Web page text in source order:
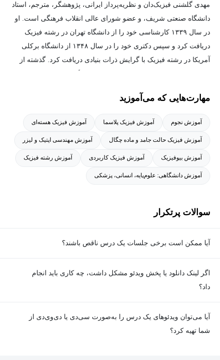
مهدی گلشنی فیزیک‌دان و نظریه‌پرداز ایرانی، پژوهشگر، مترجم، استاد
دانشگاه صنعتی شریف، و عضو شورای عالی انقلاب فرهنگی است. او
در سال ۱۳۳۹ کارشناسی خود را از دانشگاه تهران در رشته فیزیک
دریافت کرد و سپس دکتری خود را در سال ۱۳۴۸ از دانشگاه برکلی
آمریکا در رشته فیزیک با گرایش ذرات بنیادی دریافت کرد. گذشته از
و دین» صاحب‌نظر است.
مهارت‌هایی که می‌آموزید
آموزش نجوم آموزش فیزیک پلاسما آموزش فیزیک هسته‌ای
آموزش فیزیک حالت جامد و ماده چگال آموزش مهندسی اپتیک و لیزر
آموزش بیوفیزیک آموزش فیزیک کاربردی آموزش رشته فیزیک
آموزش دانشگاهی: علوم‌پایه، انسانی، پزشکی
سوالات پرتکرار
آیا ممکن است برخی جلسات یک درس ناقص باشند؟
اگر لینک دانلود یا پخش ویدئو مشکل داشت، چه کاری باید انجام
داد؟
آیا می‌توان ویدئوهای یک درس را به‌صورت سی‌دی یا دی‌وی‌دی از
شما تهیه کرد؟